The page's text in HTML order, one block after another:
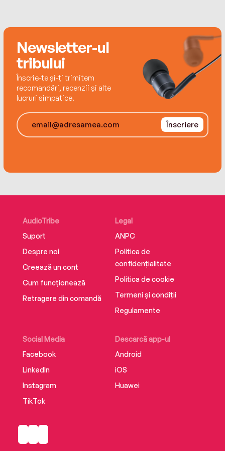
Newsletter-ul
tribului
Înscrie-te și-ți trimitem
recomandări, recenzii și alte
lucruri simpatice.
Înscriere
AudioTribe
Suport
Despre noi
Creează un cont
Cum funcționează
Retragere din comandă
Social Media
Facebook
LinkedIn
Instagram
TikTok
Descarcă app-ul
Android
iOS
Huawei
Legal
ANPC
Politica de
confidențialitate
Politica de cookie
Termeni și condiții
Regulamente